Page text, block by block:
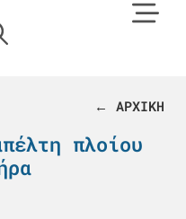
← ΑΡΧΙΚΗ
πλοίου